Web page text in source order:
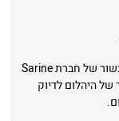
IDC היא החברה היחידה בישראל המחזיקה את מכשור של חברת Sarine
היהלום לדיוק